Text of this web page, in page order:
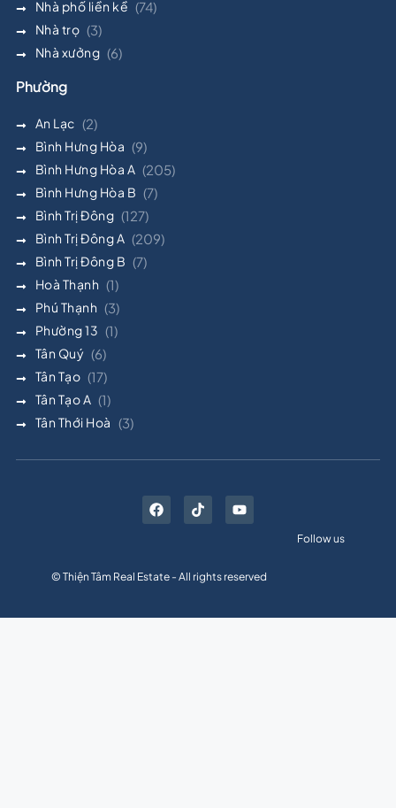
Nhà phố liền kề (74)
Nhà trọ (3)
Nhà xưởng (6)
Phường
An Lạc (2)
Bình Hưng Hòa (9)
Bình Hưng Hòa A (205)
Bình Hưng Hòa B (7)
Bình Trị Đông (127)
Bình Trị Đông A (209)
Bình Trị Đông B (7)
Hoà Thạnh (1)
Phú Thạnh (3)
Phường 13 (1)
Tân Quý (6)
Tân Tạo (17)
Tân Tạo A (1)
Tân Thới Hoà (3)
© Thiện Tâm Real Estate - All rights reserved
Follow us